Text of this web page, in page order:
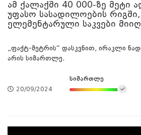
ამ ქალაქში 40 000-ზე მეტი
უფასო სასადილოების
ელემენტარული საკვები
„ფაქტ-მეტრის“ დასკვნით, ირაკლი
არის სიმართლე.
20/09/2024
სიმართლე